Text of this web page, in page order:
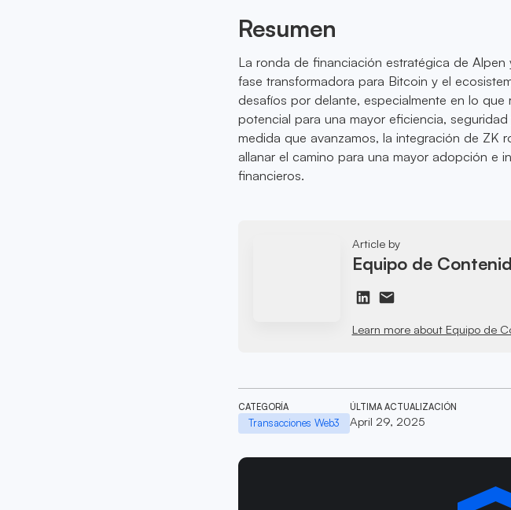
Resumen
La ronda de financiación estratégica de
fase transformadora para Bitcoin y el
desafíos por delante, especialmente en lo
potencial para una mayor eficiencia,
medida que avanzamos, la integración de ZK
allanar el camino para una mayor adopción e
financieros.
Article by
Equipo de
Learn more about Equipo de
CATEGORÍA
Transacciones Web3
ÚLTIMA ACTUALIZACIÓN
April 29, 2025